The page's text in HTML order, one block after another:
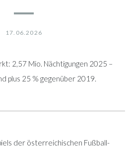
17.06.2026
2,57 Mio. Nächtigungen 2025 –
plus 25 % gegenüber 2019.
der österreichischen Fußball-